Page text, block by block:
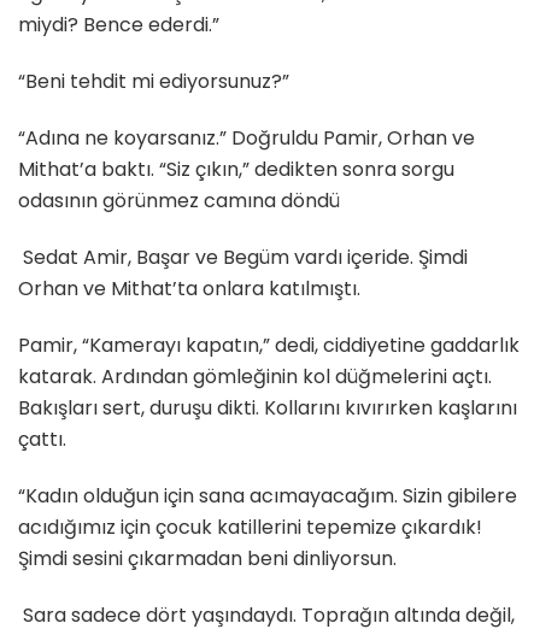
miydi? Bence ederdi.”
“Beni tehdit mi ediyorsunuz?”
“Adına ne koyarsanız.” Doğruldu Pamir, Orhan ve
Mithat’a baktı. “Siz çıkın,” dedikten sonra sorgu
odasının görünmez camına döndü
Sedat Amir, Başar ve Begüm vardı içeride. Şimdi
Orhan ve Mithat’ta onlara katılmıştı.
Pamir, “Kamerayı kapatın,” dedi, ciddiyetine gaddarlık
katarak. Ardından gömleğinin kol düğmelerini açtı.
Bakışları sert, duruşu dikti. Kollarını kıvırırken kaşlarını
çattı.
“Kadın olduğun için sana acımayacağım. Sizin gibilere
acıdığımız için çocuk katillerini tepemize çıkardık!
Şimdi sesini çıkarmadan beni dinliyorsun.
Sara sadece dört yaşındaydı. Toprağın altında değil,